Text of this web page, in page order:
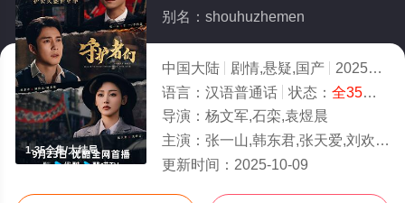
1-35全集/大结局
别名：shouhuzhemen
中国大陆 剧情,悬疑,国产 2025
3.0
语言： 汉语普通话 状态： 全35集
导演： 杨文军,石栾,袁煜晨
主演： 张一山,韩东君,张天爱,刘欢,鲍大志,焦刚,田昊,王建国,汪汐潮,朱刚日尧,范诗然
更新时间： 2025-10-09